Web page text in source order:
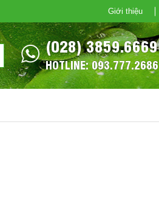
Giới thiệu
(028) 3859.6669
HOTLINE: 093.777.2686